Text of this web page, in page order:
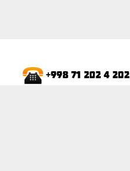
+998 71 202 4 202